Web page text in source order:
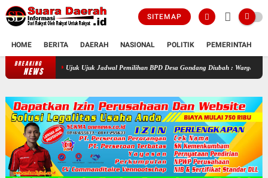
SITEMAP
HOME BERITA DAERAH NASIONAL POLITIK PEMERINTAH
BREAKING
NEWSUjuk Ujuk Jadwal Pemilihan BPD Desa Gondang Diubah : Warga Curigai Ada